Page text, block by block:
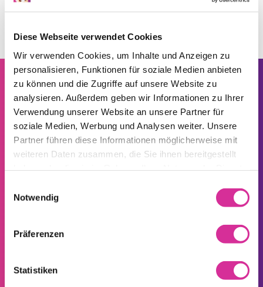
Diese Webseite verwendet Cookies
Wir verwenden Cookies, um Inhalte und Anzeigen zu
personalisieren, Funktionen für soziale Medien anbieten
zu können und die Zugriffe auf unsere Website zu
analysieren. Außerdem geben wir Informationen zu Ihrer
Verwendung unserer Website an unsere Partner für
soziale Medien, Werbung und Analysen weiter. Unsere
Partner führen diese Informationen möglicherweise mit
weiteren Daten zusammen, die Sie ihnen bereitgestellt
Notwendig
Präferenzen
Statistiken
SeitenfussLA CONFIANCE EST UNE
AFFAIRE DE TCHAMBA
SERVICE ET CONTACT AVEC LA